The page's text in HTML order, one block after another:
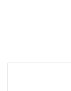
Даю